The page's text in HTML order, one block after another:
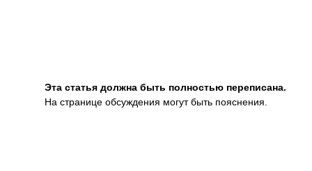
Эта статья должна быть полностью переписана.
На странице обсуждения могут быть пояснения.